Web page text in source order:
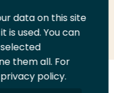
data on this site
used. You can
them all. For
policy.